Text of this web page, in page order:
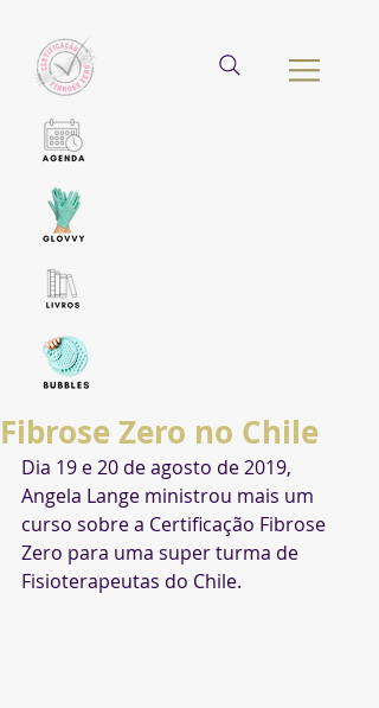
Fibrose Zero no Chile
Dia 19 e 20 de agosto de 2019,
Angela Lange ministrou mais um
curso sobre a Certificação Fibrose
Zero para uma super turma de
Fisioterapeutas do Chile.